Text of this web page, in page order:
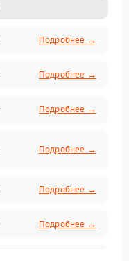
Подробнее →
Подробнее →
Подробнее →
Подробнее →
Подробнее →
Подробнее →